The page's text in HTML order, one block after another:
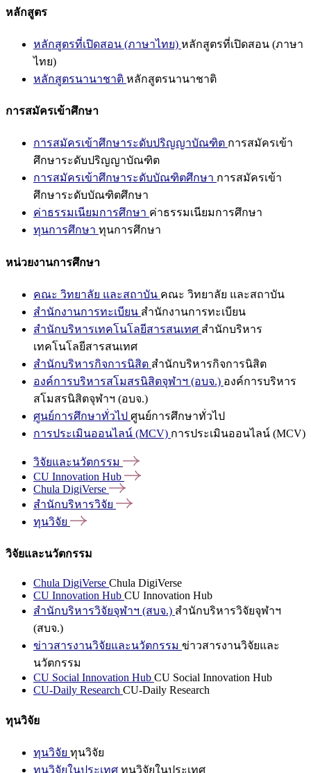
หลักสูตร
หลักสูตรที่เปิดสอน (ภาษาไทย) หลักสูตรที่เปิดสอน (ภาษา
ไทย)
หลักสูตรนานาชาติ หลักสูตรนานาชาติ
การสมัครเข้าศึกษา
การสมัครเข้าศึกษาระดับปริญญาบัณฑิต การสมัครเข้า
ศึกษาระดับปริญญาบัณฑิต
การสมัครเข้าศึกษาระดับบัณฑิตศึกษา การสมัครเข้า
ศึกษาระดับบัณฑิตศึกษา
ค่าธรรมเนียมการศึกษา ค่าธรรมเนียมการศึกษา
ทุนการศึกษา ทุนการศึกษา
หน่วยงานการศึกษา
คณะ วิทยาลัย และสถาบัน คณะ วิทยาลัย และสถาบัน
สำนักงานการทะเบียน สำนักงานการทะเบียน
สำนักบริหารเทคโนโลยีสารสนเทศ สำนักบริหาร
เทคโนโลยีสารสนเทศ
สำนักบริหารกิจการนิสิต สำนักบริหารกิจการนิสิต
องค์การบริหารสโมสรนิสิตจุฬาฯ (อบจ.) องค์การบริหาร
สโมสรนิสิตจุฬาฯ (อบจ.)
ศูนย์การศึกษาทั่วไป ศูนย์การศึกษาทั่วไป
การประเมินออนไลน์ (MCV) การประเมินออนไลน์ (MCV)
วิจัยและนวัตกรรม
CU Innovation Hub
Chula DigiVerse
สำนักบริหารวิจัย
ทุนวิจัย
วิจัยและนวัตกรรม
Chula DigiVerse Chula DigiVerse
CU Innovation Hub CU Innovation Hub
สำนักบริหารวิจัยจุฬาฯ (สบจ.) สำนักบริหารวิจัยจุฬาฯ
(สบจ.)
ข่าวสารงานวิจัยและนวัตกรรม ข่าวสารงานวิจัยและ
นวัตกรรม
CU Social Innovation Hub CU Social Innovation Hub
CU-Daily Research CU-Daily Research
ทุนวิจัย
ทุนวิจัย ทุนวิจัย
ทุนวิจัยในประเทศ ทุนวิจัยในประเทศ